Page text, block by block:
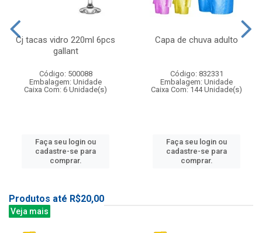
Cj tacas vidro 220ml 6pcs
gallant
Código: 500088
Embalagem: Unidade
Caixa Com: 6 Unidade(s)
Faça seu login ou
cadastre-se para
comprar.
Capa de chuva adulto
Código: 832331
Embalagem: Unidade
Caixa Com: 144 Unidade(s)
Faça seu login ou
cadastre-se para
comprar.
Produtos até R$20,00
Veja mais